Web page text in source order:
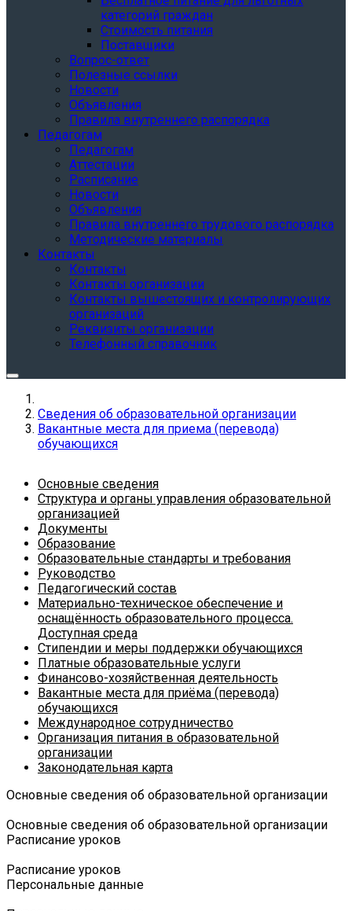
категорий граждан
Стоимость питания
Поставщики
Вопрос-ответ
Полезные ссылки
Новости
Объявления
Правила внутреннего распорядка
Педагогам
Педагогам
Аттестации
Расписание
Новости
Объявления
Правила внутреннего трудового распорядка
Методические материалы
Контакты
Контакты
Контакты организации
Контакты вышестоящих и контролирующих
организаций
Реквизиты организации
Телефонный справочник
Сведения об образовательной организации
Вакантные места для приема (перевода)
обучающихся
Основные сведения
Структура и органы управления образовательной
организацией
Документы
Образование
Образовательные стандарты и требования
Руководство
Педагогический состав
Материально-техническое обеспечение и
оснащённость образовательного процесса.
Доступная среда
Стипендии и меры поддержки обучающихся
Платные образовательные услуги
Финансово-хозяйственная деятельность
Вакантные места для приёма (перевода)
обучающихся
Международное сотрудничество
Организация питания в образовательной
организации
Законодательная карта
Основные сведения об образовательной организации
Основные сведения об образовательной организации
Расписание уроков
Расписание уроков
Персональные данные